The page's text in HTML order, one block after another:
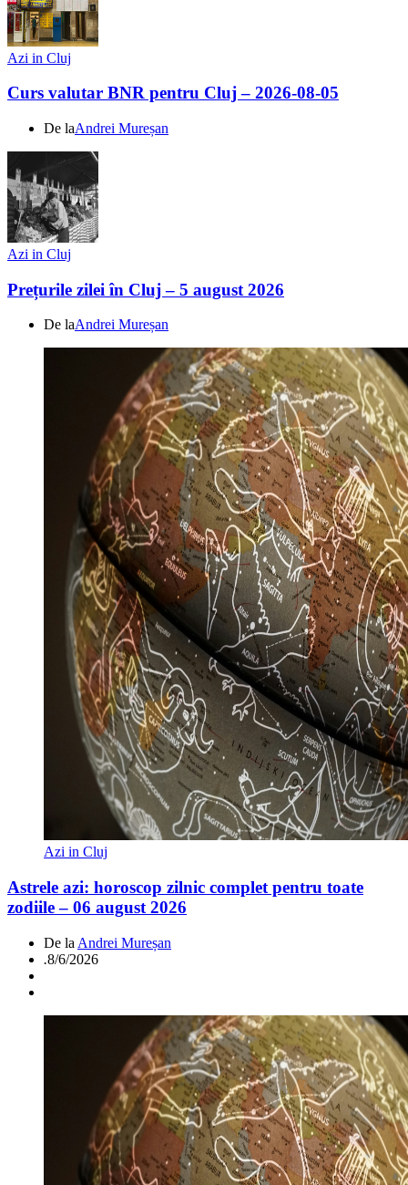
Azi in Cluj
Curs valutar BNR pentru Cluj – 2026-08-05
De laAndrei Mureșan
Azi in Cluj
Prețurile zilei în Cluj – 5 august 2026
De laAndrei Mureșan
Azi in Cluj
Astrele azi: horoscop zilnic complet pentru toate
zodiile – 06 august 2026
De la Andrei Mureșan
.8/6/2026